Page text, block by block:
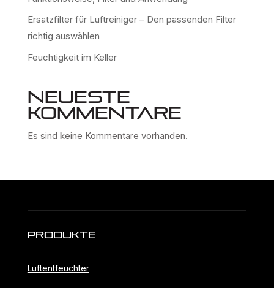
Ersatzfilter für Luftreiniger – Den passenden Filter
richtig auswählen
Feuchtigkeit im Keller
Neueste
Kommentare
Es sind keine Kommentare vorhanden.
Produkte
Luftentfeuchter